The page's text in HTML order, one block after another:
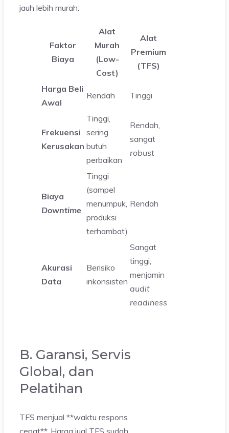
jauh lebih murah:
Faktor
Biaya
Alat
Murah
(Low-
Cost)
Alat
Premium
(TFS)
Harga Beli
Awal
Rendah Tinggi
Frekuensi
Kerusakan
Tinggi,
sering
butuh
perbaikan
Rendah,
sangat
robust
Biaya
Downtime
Tinggi
(sampel
menumpuk,
produksi
terhambat)
Rendah
Akurasi
Data
Berisiko
inkonsisten
Sangat
tinggi,
menjamin
audit
readiness
B. Garansi, Servis
Global, dan
Pelatihan
TFS menjual **waktu respons